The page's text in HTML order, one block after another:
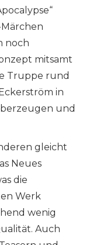
noch
mitsamt
Truppe rund
in
und
gleicht
Neues
die
Werk
wenig
Auch